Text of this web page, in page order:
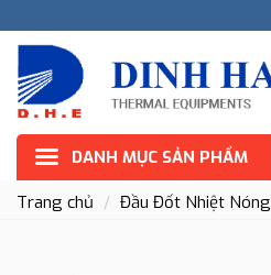
DANH MỤC SẢN PHẨM
Trang chủ Đầu Đốt Nhiệt Nóng